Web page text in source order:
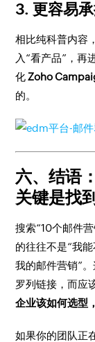
3. 更容易
相比纯科普内容
入“看产品”，再
化Zoho
的。
六、结语
关键是找
搜索“10个邮件
的往往不是“我
我的邮件营销”
罗列链接，而应
企业该如何选型
如果你的团队正